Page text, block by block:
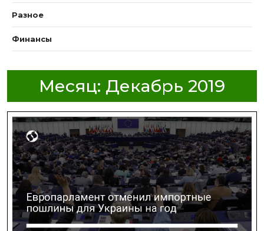
Разное
Финансы
Месяц: Декабрь 2019